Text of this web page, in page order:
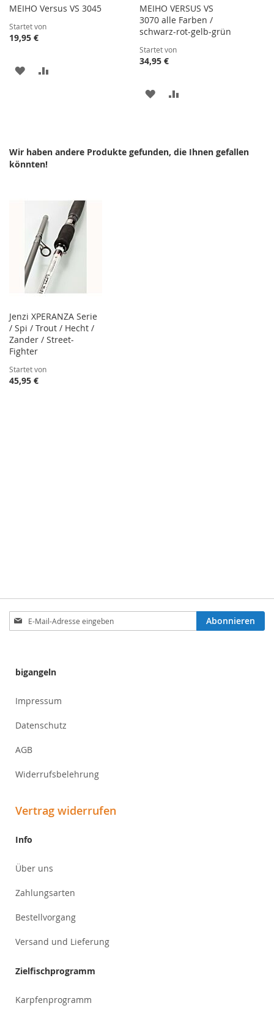
MEIHO Versus VS 3045
Startet von
19,95 €
ZUR
MEIHO VERSUS VS
3070 alle Farben /
schwarz-rot-gelb-grün
Startet von
34,95 €
ZUR
Wir haben andere Produkte gefunden, die Ihnen gefallen
könnten!
Jenzi XPERANZA Serie
/ Spi / Trout / Hecht /
Zander / Street-
Fighter
Startet von
45,95 €
Anmeldung
zum
Abonnieren
bigangeln
Impressum
Datenschutz
AGB
Widerrufsbelehrung
Vertrag widerrufen
Info
Über uns
Zahlungsarten
Bestellvorgang
Versand und Lieferung
Zielfischprogramm
Karpfenprogramm